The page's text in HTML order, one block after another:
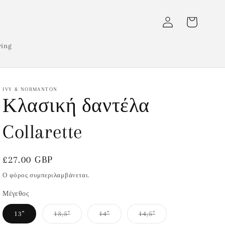
Σύνδεση Καλάθι
IVY & NORMANTON
Κλασική δαντέλα
Collarette
Κανονική
τιμή
£27.00 GBP
Ο φόρος συμπεριλαμβάνεται.
Μέγεθος
13" 13,5"Η
παραλλαγή
14"Η
παραλλαγή
14,5"Η
παραλλαγή